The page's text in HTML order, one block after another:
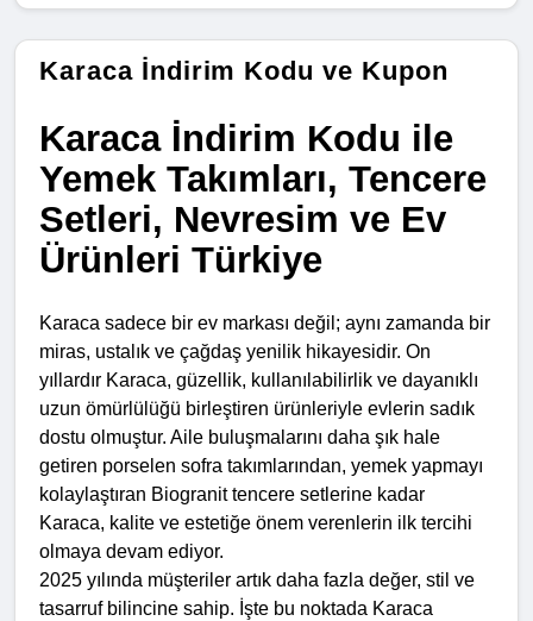
Karaca İndirim Kodu ve Kupon
Karaca İndirim Kodu ile
Yemek Takımları, Tencere
Setleri, Nevresim ve Ev
Ürünleri Türkiye
Karaca sadece bir ev markası değil; aynı zamanda bir
miras, ustalık ve çağdaş yenilik hikayesidir. On
yıllardır Karaca, güzellik, kullanılabilirlik ve dayanıklı
uzun ömürlülüğü birleştiren ürünleriyle evlerin sadık
dostu olmuştur. Aile buluşmalarını daha şık hale
getiren porselen sofra takımlarından, yemek yapmayı
kolaylaştıran Biogranit tencere setlerine kadar
Karaca, kalite ve estetiğe önem verenlerin ilk tercihi
olmaya devam ediyor.
2025 yılında müşteriler artık daha fazla değer, stil ve
tasarruf bilincine sahip. İşte bu noktada Karaca